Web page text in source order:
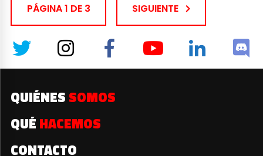
PÁGINA 1 DE 3 SIGUIENTE
QUIÉNES SOMOS
QUÉ HACEMOS
CONTACTO